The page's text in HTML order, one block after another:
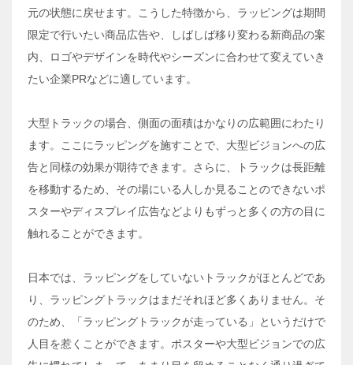
元の状態に戻せます。こうした特徴から、ラッピングは期間
限定で行いたい商品広告や、しばしば移り変わる新商品の案
内、ロゴやデザインを時代やシーズンに合わせて変えていき
たい企業PRなどに適しています。
大型トラックの場合、側面の面積はかなりの広範囲にわたり
ます。ここにラッピングを施すことで、大型ビジョンへの広
告と同様の効果が期待できます。さらに、トラックは長距離
を移動するため、その場にいる人しか見ることのできないポ
スターやディスプレイ広告などよりもずっと多くの方の目に
触れることができます。
日本では、ラッピングをしていないトラックがほとんどであ
り、ラッピングトラックはまだそれほど多くありません。そ
のため、「ラッピングトラックが走っている」というだけで
人目を惹くことができます。ポスターや大型ビジョンでの広